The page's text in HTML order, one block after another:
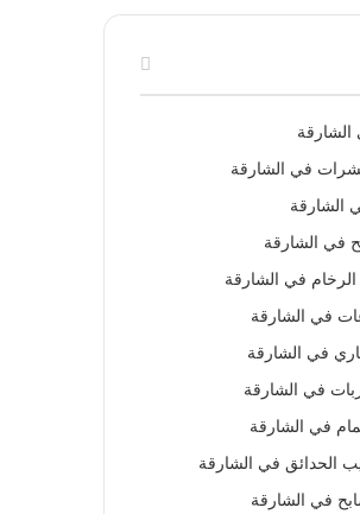
في الشارقة
الشارقة
في الشارقة
في الشارقة
في الشارقة
في الشارقة
في الشارقة
في الشارقة
الحدائق في الشارقة
في الشارقة